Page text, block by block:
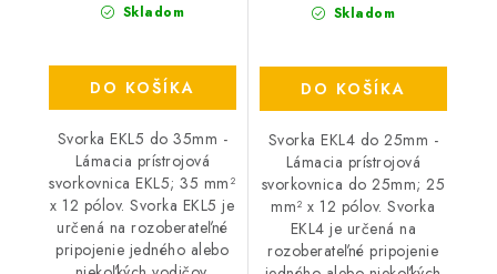
Skladom
DO KOŠÍKA
Svorka EKL5 do 35mm -
Lámacia prístrojová
svorkovnica EKL5; 35 mm²
x 12 pólov. Svorka EKL5 je
určená na rozoberateľné
pripojenie jedného alebo
Skladom
DO KOŠÍKA
Svorka EKL4 do 25mm -
Lámacia prístrojová
svorkovnica do 25mm; 25
mm² x 12 pólov. Svorka
EKL4 je určená na
rozoberateľné pripojenie